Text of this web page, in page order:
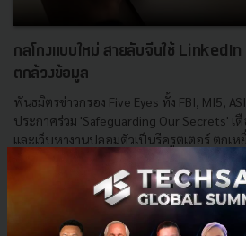
กลโกงแบบใหม่ สายลับจีนใช้ LinkedIn
ตกล้วงข้อมูล
พันธมิตรข่าวกรอง Five Eyes ทั้ง FBI, MI5,
ประกาศร่วม 'Safeguarding Our Secrets' เ
และเว็บหางานปลอมตัวเป็นรีครูตเตอร์ ตกเหยื่
| ByTechsauce Team
FBI China LinkedIn